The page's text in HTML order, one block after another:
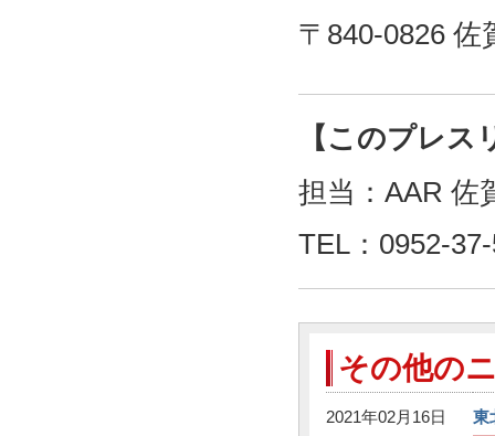
〒840-0826 佐
【このプレ
担当：AAR 佐
TEL：0952-
その他の
2021年02月16日 東